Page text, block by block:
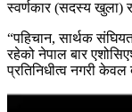
स्वर्णकार (सदस्य खुला)
“पहिचान, सार्थक
रहेको नेपाल बार
प्रतिनिधीत्व नगरी केवल